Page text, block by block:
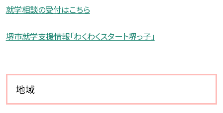
就学相談の受付はこちら
堺市就学支援情報「わくわくスタート堺っ子」
地域